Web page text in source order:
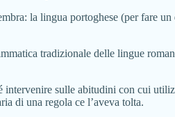
la lingua portoghese (per fare un
tradizionale delle lingue
intervenire sulle abitudini con cui
di una regola ce l’aveva tolta.